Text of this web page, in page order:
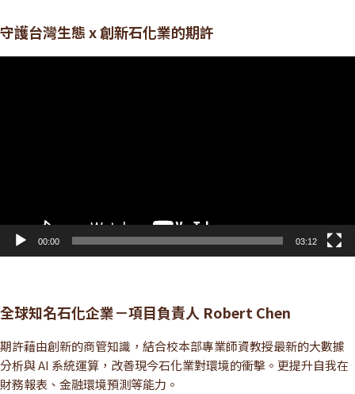
守護台灣生態 x 創新石化業的期許
00:00 03:12
全球知名石化企業－項目負責人 Robert Chen
期許藉由創新的商管知識，結合校本部專業師資教授最新的大數據
分析與 AI 系統運算，改善現今石化業對環境的衝擊。更提升自我在
財務報表、金融環境預測等能力。